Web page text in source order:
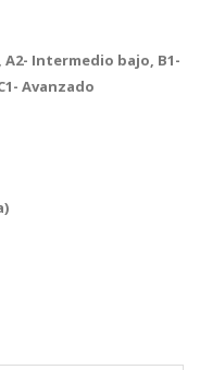
A2- Intermedio bajo, B1-
Avanzado